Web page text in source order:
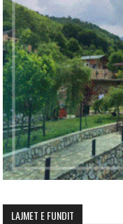
LAJMET E FUNDIT